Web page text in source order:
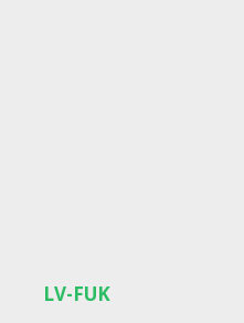
LV-FUK